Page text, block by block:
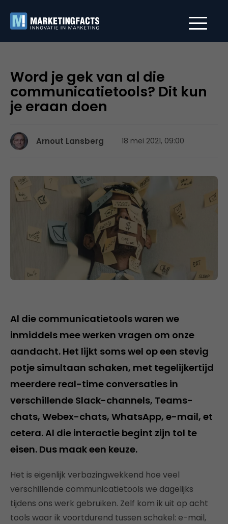
Word je gek van al die
communicatietools? Dit kun
je eraan doen
Arnout Lansberg 18 mei 2021, 09:00
Al die communicatietools waren we
inmiddels mee werken vragen om onze
aandacht. Het lijkt soms wel op een stevig
potje simultaan schaken, met tegelijkertijd
meerdere real-time conversaties in
verschillende Slack-channels, Teams-
chats, Webex-chats, WhatsApp, e-mail, et
cetera. Al die interactie begint zijn tol te
eisen. Dus maak een keuze.
Het is eigenlijk verbazingwekkend hoe veel
verschillende communicatietools we dagelijks
tijdens ons werk gebruiken. Zelf kom ik uit op acht
tools waar ik voortdurend tussen schakel: e-mail,